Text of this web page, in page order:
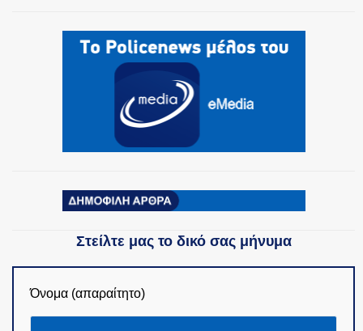
Στείλτε μας το δικό σας μήνυμα
Όνομα (απαραίτητο)